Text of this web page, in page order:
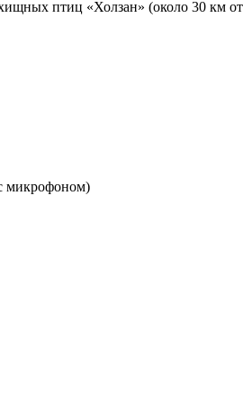
птиц «Холзан» (около 30 км
микрофоном)